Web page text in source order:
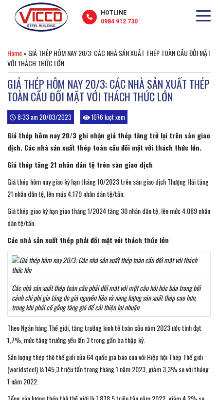
HOTLINE
0984 912 730
Home» GIÁ THÉP HÔM NAY 20/3: CÁC NHÀ SẢN XUẤT THÉP TOÀN CẦU ĐỐI MẶT
VỚI THÁCH THỨC LỚN
GIÁ THÉP HÔM NAY 20/3: CÁC NHÀ SẢN XUẤT THÉP
TOÀN CẦU ĐỐI MẶT VỚI THÁCH THỨC LỚN
8:33 am 20/03/2023 1076 lượt xem
Giá thép hôm nay 20/3 ghi nhận giá thép tăng trở lại trên sàn giao
dịch. Các nhà sản xuất thép toàn cầu đối mặt với thách thức lớn.
Giá thép tăng 21 nhân dân tệ trên sàn giao dịch
Giá thép hôm nay giao kỳ hạn tháng 10/2023 trên sàn giao dịch Thượng Hải tăng
21 nhân dân tệ, lên mức 4.179 nhân dân tệ/tấn.
Giá thép giao kỳ hạn giao tháng 1/2024 tăng 30 nhân dân tệ, lên mức 4.089 nhân
dân tệ/tấn.
Các nhà sản xuất thép phải đối mặt với thách thức lớn
Các nhà sản xuất thép toàn cầu phải đối mặt với một câu hỏi hóc búa trong bối
cảnh chi phí gia tăng do giá nguyên liệu và năng lượng sản xuất thép cao hơn,
trong khi phải cố gắng tăng giá để cải thiện lợi nhuận
Theo Ngân hàng Thế giới, tăng trưởng kinh tế toàn cầu năm 2023 ước tính đạt
1,7%, mức tăng trưởng yếu lần 3 trong gần ba thập kỷ.
Sản lượng thép thô thế giới của 64 quốc gia báo cáo với Hiệp hội Thép Thế giới
(worldsteel) là 145,3 triệu tấn trong tháng 1 năm 2023, giảm 3,3% so với tháng
1 năm 2022.